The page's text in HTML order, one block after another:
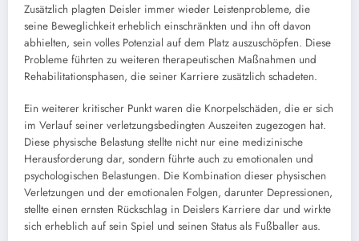
Zusätzlich plagten Deisler immer wieder Leistenprobleme, die
seine Beweglichkeit erheblich einschränkten und ihn oft davon
abhielten, sein volles Potenzial auf dem Platz auszuschöpfen. Diese
Probleme führten zu weiteren therapeutischen Maßnahmen und
Rehabilitationsphasen, die seiner Karriere zusätzlich schadeten.
Ein weiterer kritischer Punkt waren die Knorpelschäden, die er sich
im Verlauf seiner verletzungsbedingten Auszeiten zugezogen hat.
Diese physische Belastung stellte nicht nur eine medizinische
Herausforderung dar, sondern führte auch zu emotionalen und
psychologischen Belastungen. Die Kombination dieser physischen
Verletzungen und der emotionalen Folgen, darunter Depressionen,
stellte einen ernsten Rückschlag in Deislers Karriere dar und wirkte
sich erheblich auf sein Spiel und seinen Status als Fußballer aus.